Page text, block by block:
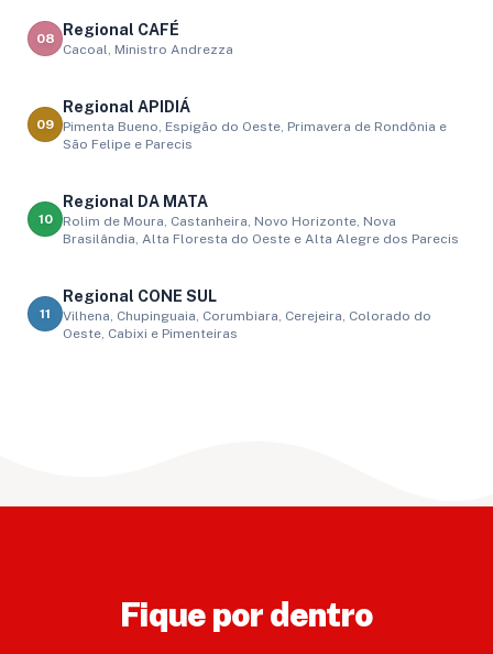
08 Regional CAFÉ
Cacoal, Ministro Andrezza
09
Regional APIDIÁ
Pimenta Bueno, Espigão do Oeste, Primavera de Rondônia e
São Felipe e Parecis
10
Regional DA MATA
Rolim de Moura, Castanheira, Novo Horizonte, Nova
Brasilândia, Alta Floresta do Oeste e Alta Alegre dos Parecis
11
Regional CONE SUL
Vilhena, Chupinguaia, Corumbiara, Cerejeira, Colorado do
Oeste, Cabixi e Pimenteiras
Fique por dentro